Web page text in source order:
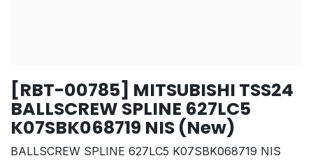
[RBT-00785] MITSUBISHI TSS24
BALLSCREW SPLINE 627LC5
K07SBK068719 NIS (New)
BALLSCREW SPLINE 627LC5 K07SBK068719 NIS